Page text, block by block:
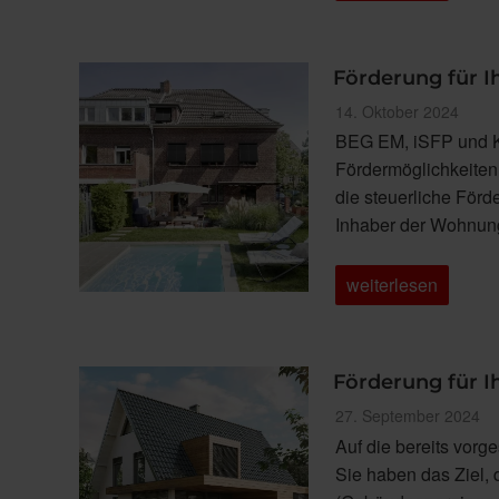
Förderung für
Veröffentlicht
am
14. Oktober 2024
BEG EM, iSFP und
die steuerliche
Inhaber der
„Förderung
für
4:
Steuerliche
Förderung“
weiterlesen
Förderung für
Veröffentlicht
am
27. September 2024
Auf die bereits
Sie haben das Ziel,